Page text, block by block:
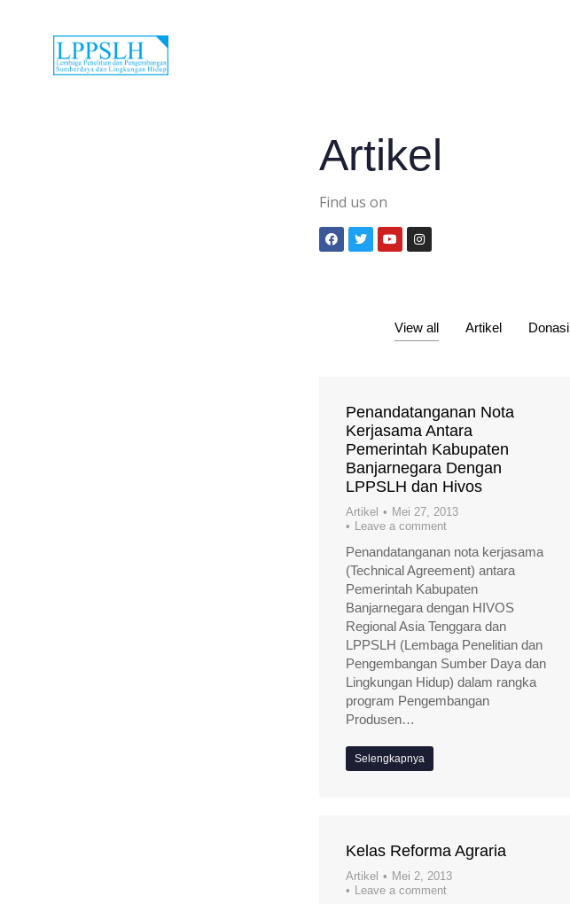
Artikel
Find us on
View all Artikel Donasi
Penandatanganan Nota
Kerjasama Antara
Pemerintah Kabupaten
Banjarnegara Dengan
LPPSLH dan Hivos
Artikel
Mei 27, 2013
Leave a comment
Penandatanganan nota kerjasama
(Technical Agreement) antara
Pemerintah Kabupaten
Banjarnegara dengan HIVOS
Regional Asia Tenggara dan
LPPSLH (Lembaga Penelitian dan
Pengembangan Sumber Daya dan
Lingkungan Hidup) dalam rangka
program Pengembangan
Produsen…
Selengkapnya
Kelas Reforma Agraria
Artikel
Mei 2, 2013
Leave a comment